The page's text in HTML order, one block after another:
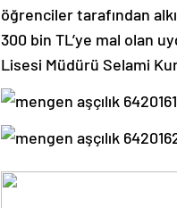
öğrenciler tarafından
300 bin TL’ye mal olan
Lisesi Müdürü Selami